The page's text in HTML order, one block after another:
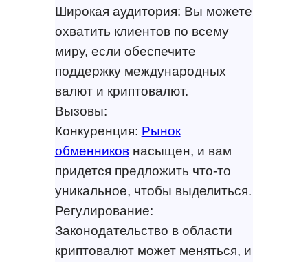
Широкая аудитория: Вы можете
охватить клиентов по всему
миру, если обеспечите
поддержку международных
валют и криптовалют.
Вызовы:
Конкуренция: Рынок
обменниковнасыщен, и вам
придется предложить что-то
уникальное, чтобы выделиться.
Регулирование:
Законодательство в области
криптовалют может меняться, и